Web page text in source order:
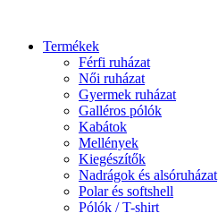
Termékek
Férfi ruházat
Női ruházat
Gyermek ruházat
Galléros pólók
Kabátok
Mellények
Kiegészítők
Nadrágok és alsóruházat
Polar és softshell
Pólók / T-shirt